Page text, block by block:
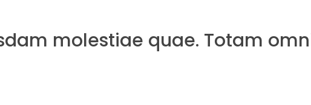
molestiae quae. Totam